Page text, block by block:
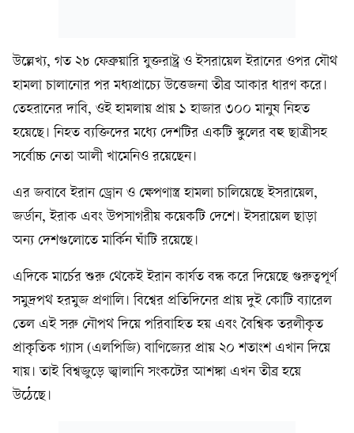
উল্লেখ্য, গত ২৮ ফেব্রুয়ারি যুক্তরাষ্ট্র ও ইসরায়েল ইরানের ওপর যৌথ
হামলা চালানোর পর মধ্যপ্রাচ্যে উত্তেজনা তীব্র আকার ধারণ করে।
তেহরানের দাবি, ওই হামলায় প্রায় ১ হাজার ৩০০ মানুষ নিহত
হয়েছে। নিহত ব্যক্তিদের মধ্যে দেশটির একটি স্কুলের বহু ছাত্রীসহ
সর্বোচ্চ নেতা আলী খামেনিও রয়েছেন।
এর জবাবে ইরান ড্রোন ও ক্ষেপণাস্ত্র হামলা চালিয়েছে ইসরায়েল,
জর্ডান, ইরাক এবং উপসাগরীয় কয়েকটি দেশে। ইসরায়েল ছাড়া
অন্য দেশগুলোতে মার্কিন ঘাঁটি রয়েছে।
এদিকে মার্চের শুরু থেকেই ইরান কার্যত বন্ধ করে দিয়েছে গুরুত্বপূর্ণ
সমুদ্রপথ হরমুজ প্রণালি। বিশ্বের প্রতিদিনের প্রায় দুই কোটি ব্যারেল
তেল এই সরু নৌপথ দিয়ে পরিবাহিত হয় এবং বৈশ্বিক তরলীকৃত
প্রাকৃতিক গ্যাস (এলপিজি) বাণিজ্যের প্রায় ২০ শতাংশ এখান দিয়ে
যায়। তাই বিশ্বজুড়ে জ্বালানি সংকটের আশঙ্কা এখন তীব্র হয়ে
উঠেছে।